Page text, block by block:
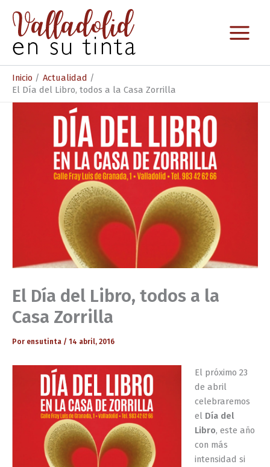
contenido
Inicio
Actualidad
El Día del Libro, todos a la Casa Zorrilla
El Día del Libro, todos a la
Casa Zorrilla
Por ensutinta / 14 abril, 2016
El próximo 23
de abril
celebraremos
el Día del
Libro, este año
con más
intensidad si